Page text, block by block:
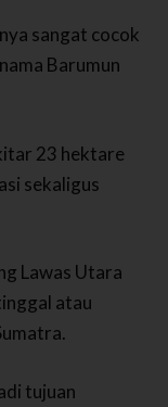
sangat cocok
Barumun
23 hektare
sekaligus
Lawas Utara
atau
tujuan